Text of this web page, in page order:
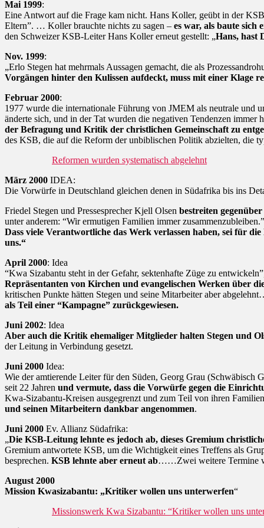
Mai 1999:
Eine Antwort auf die Frage kam nicht. Hans Koller, geübt in der
Eltern”. … Koller brauchte nichts zu sagen – es war, als baute sich
den Schweizer KSB-Leiter Hans Koller erneut gestellt: „Hans, hast
Nov. 1999:
„Erlo Stegen hat mehrmals Aussagen gemacht, die als
Vorgängen hinter den Kulissen aufdeckt, muss mit einer Klage
Februar 2000:
1977 wurde die internationale Führung von JMEM als neutrale und
änderte sich, und in der Tat wurden die negativen Tendenzen immer
der Befragung und Kritik der christlichen Gemeinschaft zu
des KSB, die auf die Reform der unbiblischen Politik abzielten, die
Reformen wurden systematisch abgelehnt
März 2000 IDEA:
Die Vorwürfe in Deutschland gleichen denen in Südafrika bis ins
Friedel Stegen und Pressesprecher Kjell Olsen bestreiten
unter anderem: “Wir ermutigen Familien immer
Dass viele Verantwortliche das Werk verlassen haben, sei für
uns.“
April 2000: Idea
“Kwa Sizabantu steht in der Gefahr, sektenhafte Züge zu
Repräsentanten von Kirchen und evangelischen Werken über
kritischen Punkte hätten Stegen und seine Mitarbeiter aber
als Teil einer “Kampagne” zurückgewiesen.
Juni 2002: Idea
Aber auch die Kritik ehemaliger Mitglieder halten Stegen und
der Leitung in Verbindung gesetzt.
Juni 2000 Idea:
Wie der amtierende Leiter für den Süden, Georg Grau (Schwäbisch
seit 22 Jahren und vermute, dass die Vorwürfe gegen die
Kwa-Sizabantu-Kreisen ausgegrenzt und zum Teil von ihren
und seinen Mitarbeitern dankbar angenommen.
Juni 2000 Ev. Allianz Südafrika:
„Die KSB-Leitung lehnte es jedoch ab, dieses Gremium
Gremium antwortete KSB, um die Wichtigkeit eines Treffens als
besprechen. KSB lehnte aber erneut ab……Zwei weitere Termine
August 2000
Mission Kwasizabantu: „Kritiker wollen uns unterwerfen“
Missionswerk Kwa Sizabantu: “Kritiker wollen uns